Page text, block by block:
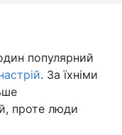
популярний
. За їхніми
проте люди